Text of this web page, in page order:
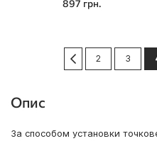
897 грн.
Сторінка
Сторінка
Попередній
Сторінка
2 3
Опис
За способом установки